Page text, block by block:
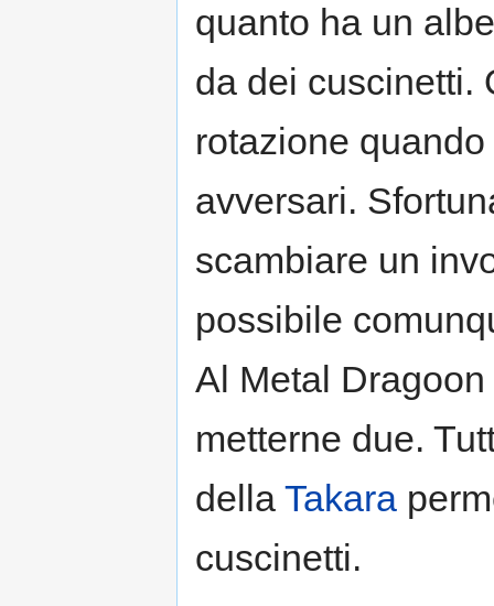
quanto ha un
da dei cuscinetti.
rotazione
avversari.
scambiare un
possibile
Al Metal
metterne due.
della Takara
cuscinetti.